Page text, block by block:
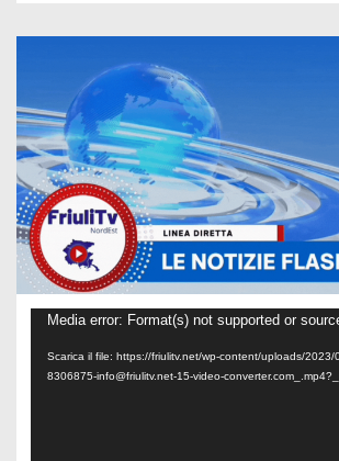
Media error: Format(s) not supported or
Scarica il file: https://friulitv.net/wp-content/uploads/2023/
8306875-info@friulitv.net-15-video-